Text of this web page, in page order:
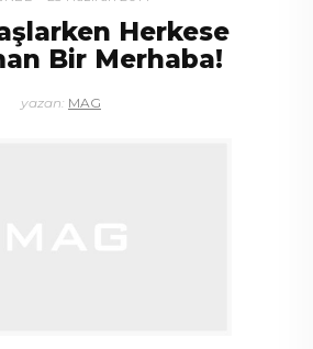
Herkese
Bir Merhaba!
yazan: MAG